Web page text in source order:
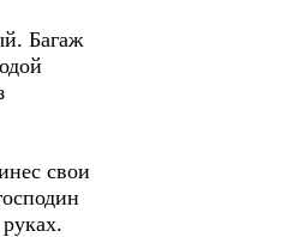
Багаж
свои